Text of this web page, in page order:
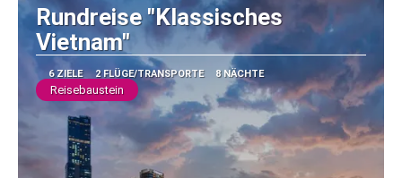
Rundreise "Klassisches
Vietnam"
6 ZIELE 2 FLÜGE/TRANSPORTE 8 NÄCHTE
Reisebaustein